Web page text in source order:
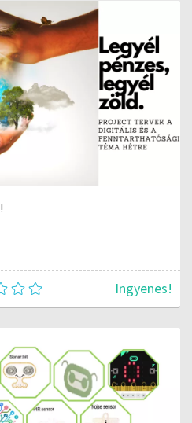
Ingyenes!